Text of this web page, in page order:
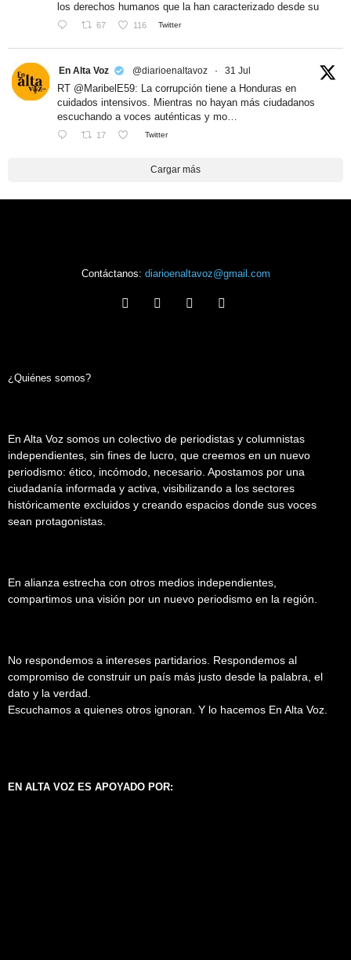
los derechos humanos que la han caracterizado desde su
67 116 Twitter
En Alta Voz @diarioenaltavoz · 31 Jul
RT @MaribelE59: La corrupción tiene a Honduras en
cuidados intensivos. Mientras no hayan más ciudadanos
escuchando a voces auténticas y mo…
17 Twitter
Cargar más
Contáctanos: diarioenaltavoz@gmail.com
¿Quiénes somos?
En Alta Voz somos un colectivo de periodistas y columnistas
independientes, sin fines de lucro, que creemos en un nuevo
periodismo: ético, incómodo, necesario. Apostamos por una
ciudadanía informada y activa, visibilizando a los sectores
históricamente excluidos y creando espacios donde sus voces
sean protagonistas.
En alianza estrecha con otros medios independientes,
compartimos una visión por un nuevo periodismo en la región.
No respondemos a intereses partidarios. Respondemos al
compromiso de construir un país más justo desde la palabra, el
dato y la verdad.
Escuchamos a quienes otros ignoran. Y lo hacemos En Alta Voz.
EN ALTA VOZ ES APOYADO POR: